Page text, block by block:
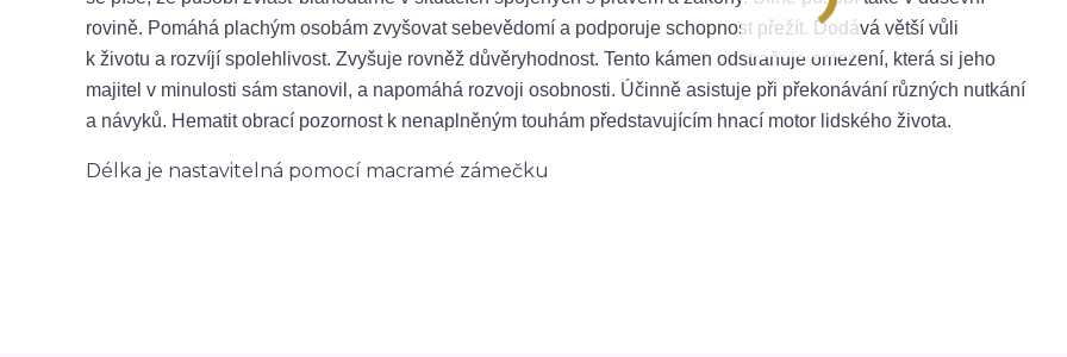
rovině. Pomáhá plachým osobám zvyšovat sebevědomí a podporuje schopnost přežít. Dodává větší vůli
k životu a rozvíjí spolehlivost. Zvyšuje rovněž důvěryhodnost. Tento kámen odstraňuje omezení, která si jeho
majitel v minulosti sám stanovil, a napomáhá rozvoji osobnosti. Účinně asistuje při překonávání různých nutkání
a návyků. Hematit obrací pozornost k nenaplněným touhám představujícím hnací motor lidského života.
Délka je nastavitelná pomocí macramé zámečku